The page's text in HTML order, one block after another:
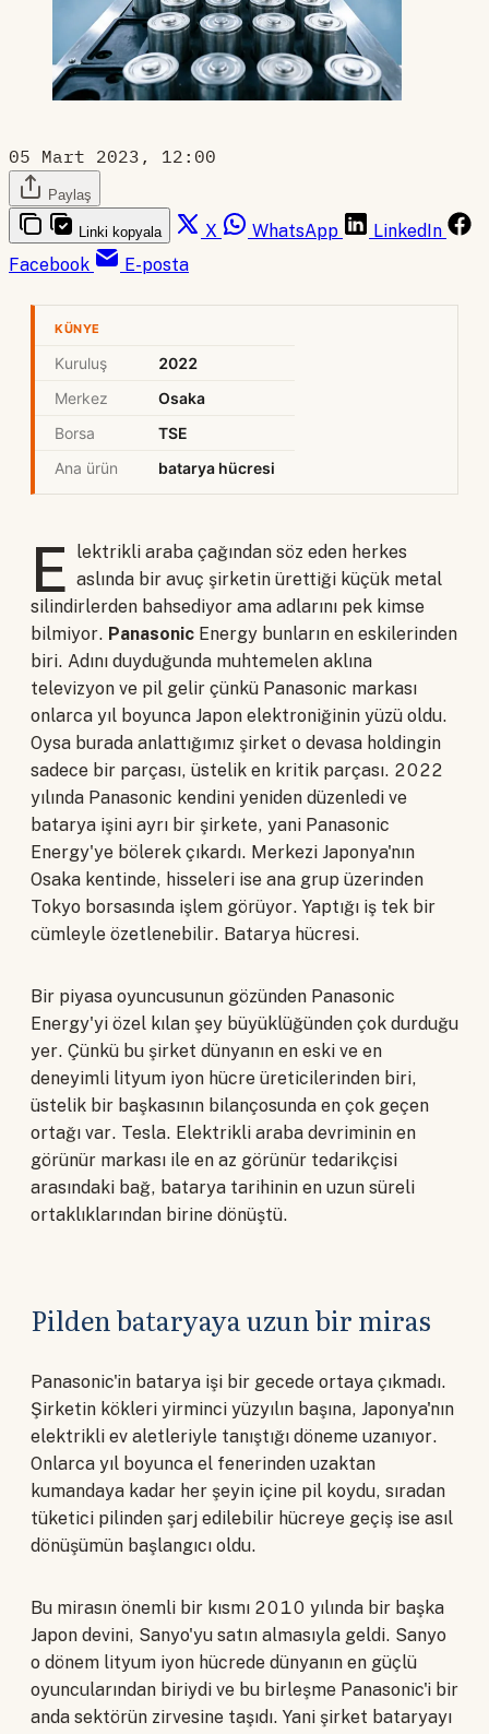
05 Mart 2023, 12:00
Paylaş
Linki kopyala X WhatsApp
LinkedIn
Facebook
E-posta
KÜNYE
Kuruluş
2022
Merkez
Osaka
Borsa
TSE
Ana ürün
batarya hücresi
E lektrikli araba çağından söz eden herkes
aslında bir avuç şirketin ürettiği küçük metal
silindirlerden bahsediyor ama adlarını pek kimse
bilmiyor. Panasonic Energy bunların en eskilerinden
biri. Adını duyduğunda muhtemelen aklına
televizyon ve pil gelir çünkü Panasonic markası
onlarca yıl boyunca Japon elektroniğinin yüzü oldu.
Oysa burada anlattığımız şirket o devasa holdingin
sadece bir parçası, üstelik en kritik parçası. 2022
yılında Panasonic kendini yeniden düzenledi ve
batarya işini ayrı bir şirkete, yani Panasonic
Energy'ye bölerek çıkardı. Merkezi Japonya'nın
Osaka kentinde, hisseleri ise ana grup üzerinden
Tokyo borsasında işlem görüyor. Yaptığı iş tek bir
cümleyle özetlenebilir. Batarya hücresi.
Bir piyasa oyuncusunun gözünden Panasonic
Energy'yi özel kılan şey büyüklüğünden çok durduğu
yer. Çünkü bu şirket dünyanın en eski ve en
deneyimli lityum iyon hücre üreticilerinden biri,
üstelik bir başkasının bilançosunda en çok geçen
ortağı var. Tesla. Elektrikli araba devriminin en
görünür markası ile en az görünür tedarikçisi
arasındaki bağ, batarya tarihinin en uzun süreli
ortaklıklarından birine dönüştü.
Pilden bataryaya uzun bir miras
Panasonic'in batarya işi bir gecede ortaya çıkmadı.
Şirketin kökleri yirminci yüzyılın başına, Japonya'nın
elektrikli ev aletleriyle tanıştığı döneme uzanıyor.
Onlarca yıl boyunca el fenerinden uzaktan
kumandaya kadar her şeyin içine pil koydu, sıradan
tüketici pilinden şarj edilebilir hücreye geçiş ise asıl
dönüşümün başlangıcı oldu.
Bu mirasın önemli bir kısmı 2010 yılında bir başka
Japon devini, Sanyo'yu satın almasıyla geldi. Sanyo
o dönem lityum iyon hücrede dünyanın en güçlü
oyuncularından biriydi ve bu birleşme Panasonic'i bir
anda sektörün zirvesine taşıdı. Yani şirket bataryayı